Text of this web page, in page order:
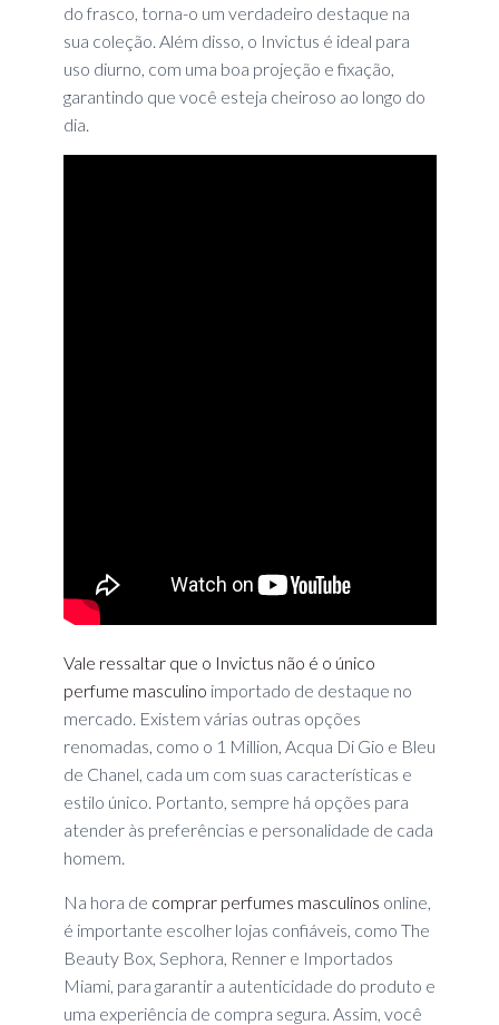
do frasco, torna-o um verdadeiro destaque na
sua coleção. Além disso, o Invictus é ideal para
uso diurno, com uma boa projeção e fixação,
garantindo que você esteja cheiroso ao longo do
dia.
Vale ressaltar que o Invictus não é o único
perfume masculino importado de destaque no
mercado. Existem várias outras opções
renomadas, como o 1 Million, Acqua Di Gio e Bleu
de Chanel, cada um com suas características e
estilo único. Portanto, sempre há opções para
atender às preferências e personalidade de cada
homem.
Na hora de comprar perfumes masculinos online,
é importante escolher lojas confiáveis, como The
Beauty Box, Sephora, Renner e Importados
Miami, para garantir a autenticidade do produto e
uma experiência de compra segura. Assim, você